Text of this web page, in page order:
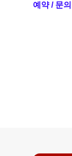
예약 / 문의